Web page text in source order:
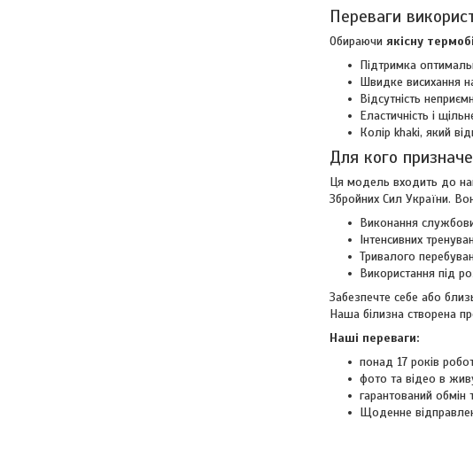
Переваги
Обираючи якісну
Підтримка
Швидке висихання
Відсутність
Еластичність і
Колір khaki, який
Для кого
Ця модель входить до
Збройних Сил України.
Виконання
Інтенсивних
Тривалого
Використання під
Забезпечте себе або
Наша білизна створена
Наші переваги:
понад 17 років
фото та відео в
гарантований обмін
Щоденне